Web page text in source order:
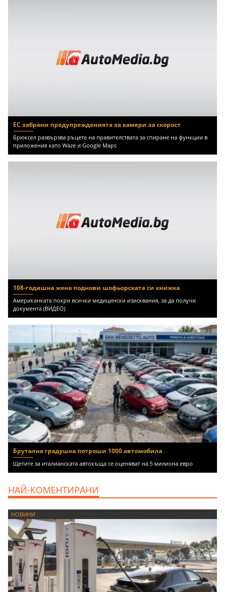
ЕС забрани предупрежденията за камери за скорост
Брюксел развързва ръцете на правителствата за спиране на функции в
приложения като Waze и Google Maps
108-годишна жена поднови шофьорската си книжка
Американката покри всички медицински изисквания, за да получи
документа (ВИДЕО)
Брутална градушка потроши 1000 автомобила
Щетите за италианската автокъща се оценяват на 5 милиона евро
НАЙ-КОМЕНТИРАНИ
НОВИНИ